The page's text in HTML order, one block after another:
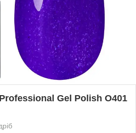
Gel Polish O401